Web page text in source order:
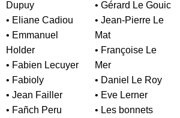
Dupuy
• Eliane Cadiou
• Emmanuel
Holder
• Fabien Lecuyer
• Fabioly
• Jean Failler
• Fañch Peru
• Gérard Le Gouic
• Jean-Pierre Le
Mat
• Françoise Le
Mer
• Daniel Le Roy
• Eve Lerner
• Les bonnets